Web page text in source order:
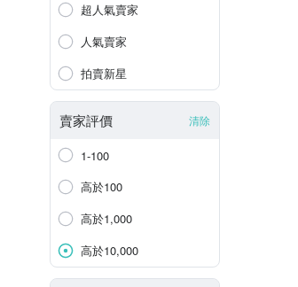
超人氣賣家
人氣賣家
拍賣新星
賣家評價 清除
1-100
高於100
高於1,000
高於10,000